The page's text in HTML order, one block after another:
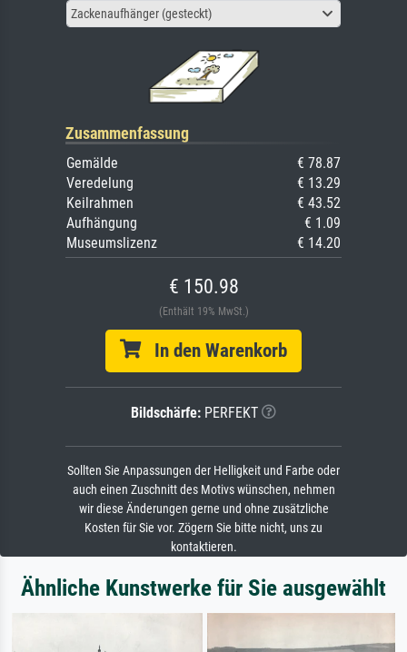
Zackenaufhänger (gesteckt)
Zusammenfassung
Gemälde
€ 78.87
Veredelung
€ 13.29
Keilrahmen
€ 43.52
Aufhängung
€ 1.09
Museumslizenz
€ 14.20
€ 150.98
(Enthält 19% MwSt.)
In den Warenkorb
Bildschärfe: PERFEKT
Sollten Sie Anpassungen der Helligkeit und Farbe oder
auch einen Zuschnitt des Motivs wünschen, nehmen
wir diese Änderungen gerne und ohne zusätzliche
Kosten für Sie vor. Zögern Sie bitte nicht, uns zu
kontaktieren.
Ähnliche Kunstwerke für Sie ausgewählt